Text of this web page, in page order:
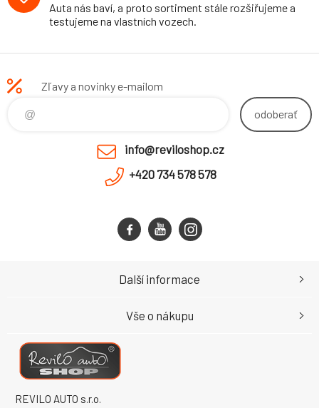
Auta nás baví, a proto sortiment stále rozšiřujeme a
testujeme na vlastních vozech.
Zľavy a novinky e-mailom
odoberať
info@reviloshop.cz
+420 734 578 578
REVILO AUTO s.r.o.
Další informace
Vše o nákupu